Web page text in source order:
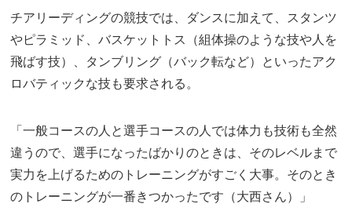
チアリーディングの競技では、ダンスに加えて、スタンツ
やピラミッド、バスケットトス（組体操のような技や人を
飛ばす技）、タンブリング（バック転など）といったアク
ロバティックな技も要求される。
「一般コースの人と選手コースの人では体力も技術も全然
違うので、選手になったばかりのときは、そのレベルまで
実力を上げるためのトレーニングがすごく大事。そのとき
のトレーニングが一番きつかったです（大西さん）」